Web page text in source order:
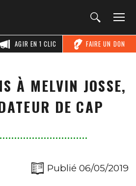
FAIRE UN DON
AGIR EN 1 CLIC
À MELVIN JOSSE,
DE CAP
Publié 06/05/2019